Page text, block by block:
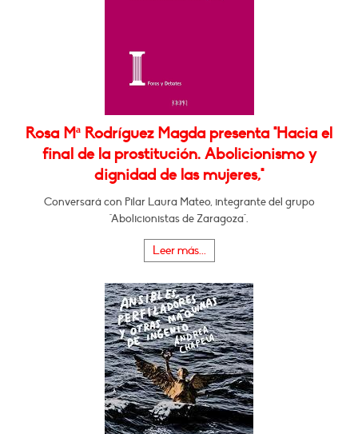
Rosa Mª Rodríguez Magda presenta "Hacia el
final de la prostitución. Abolicionismo y
dignidad de las mujeres,"
Conversará con Pilar Laura Mateo, integrante del grupo
"Abolicionistas de Zaragoza".
Leer más...